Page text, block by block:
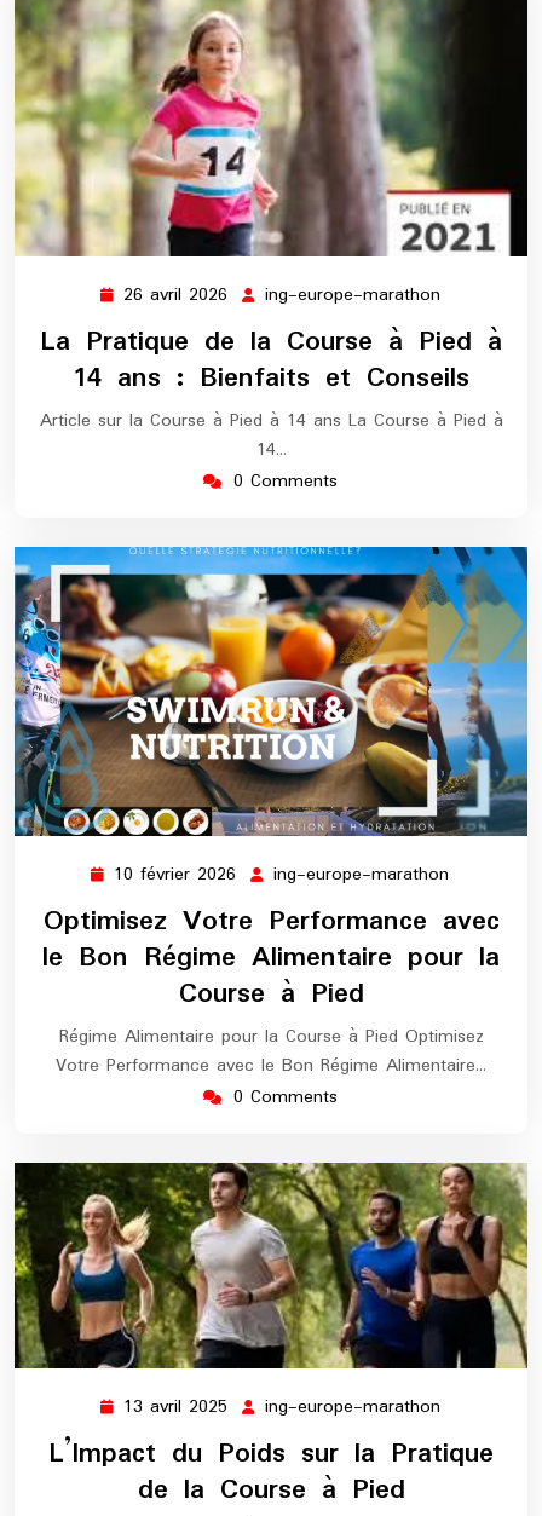
26 avril 2026 26
avril
2026
ing-europe-marathon
europe-
marathon
La Pratique de la Course à Pied à
14 ans : Bienfaits et Conseils
Article sur la Course à Pied à 14 ans La Course à Pied à
14…
0 Comments
10 février 2026 10
février
2026
ing-europe-marathon
marathon
Optimisez Votre Performance avec
le Bon Régime Alimentaire pour la
Course à Pied
Régime Alimentaire pour la Course à Pied Optimisez
Votre Performance avec le Bon Régime Alimentaire…
0 Comments
13 avril 2025 13
avril
2025
ing-europe-marathon
europe-
marathon
L’Impact du Poids sur la Pratique
de la Course à Pied